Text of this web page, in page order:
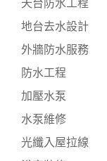
天台防水工程
地台去水設計
外牆防水服務
防水工程
加壓水泵
水泵維修
光纖入屋拉線